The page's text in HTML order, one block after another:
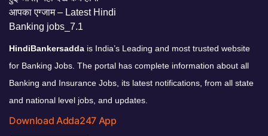
HindiBankersadda is India’s Leading and most trusted website
for Banking Jobs. The portal has complete information about all
Banking and Insurance Jobs, its latest notifications, from all state
and national level jobs, and updates.
Download Adda247 App